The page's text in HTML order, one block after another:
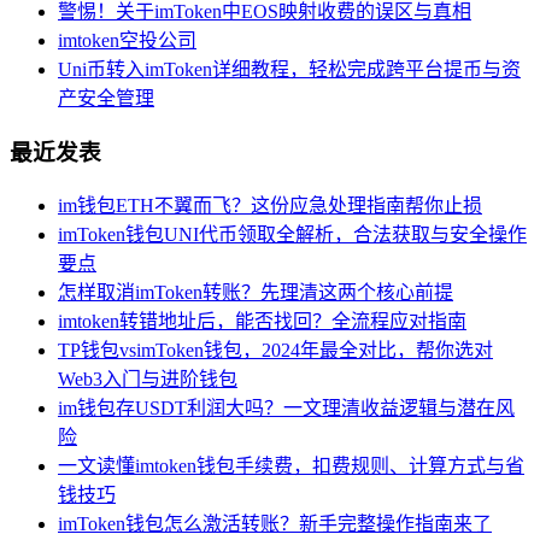
警惕！关于imToken中EOS映射收费的误区与真相
imtoken空投公司
Uni币转入imToken详细教程，轻松完成跨平台提币与资
产安全管理
最近发表
im钱包ETH不翼而飞？这份应急处理指南帮你止损
imToken钱包UNI代币领取全解析，合法获取与安全操作
要点
怎样取消imToken转账？先理清这两个核心前提
imtoken转错地址后，能否找回？全流程应对指南
TP钱包vsimToken钱包，2024年最全对比，帮你选对
Web3入门与进阶钱包
im钱包存USDT利润大吗？一文理清收益逻辑与潜在风
险
一文读懂imtoken钱包手续费，扣费规则、计算方式与省
钱技巧
imToken钱包怎么激活转账？新手完整操作指南来了